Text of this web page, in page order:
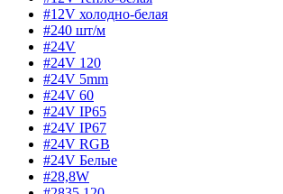
#12V холодно-белая
#240 шт/м
#24V
#24V 120
#24V 5mm
#24V 60
#24V IP65
#24V IP67
#24V RGB
#24V Белые
#28,8W